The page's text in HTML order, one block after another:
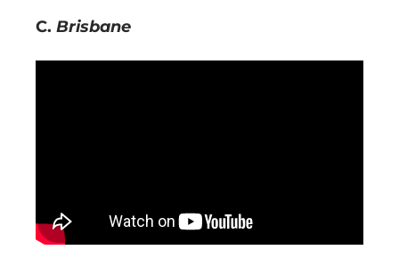
C. Brisbane